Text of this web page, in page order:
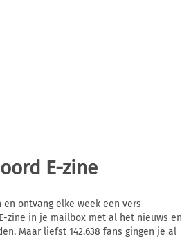
E-zine
en ontvang elke week een vers
zine in je mailbox met al het nieuws en
Maar liefst 142.638 fans gingen je al